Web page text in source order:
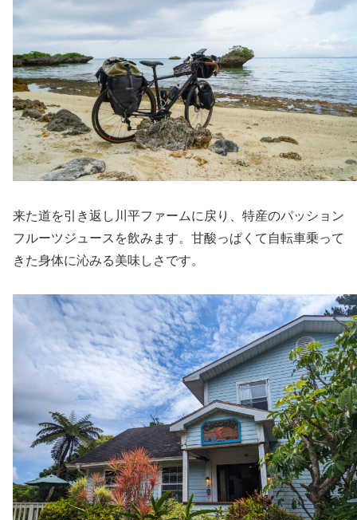
来た道を引き返し川平ファームに戻り、特産のパッション
フルーツジュースを飲みます。甘酸っぱくて自転車乗って
きた身体に沁みる美味しさです。